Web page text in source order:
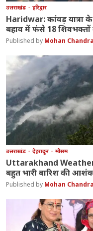
उत्तराखंड हरिद्वार
Haridwar: कांवड़ यात्रा
बहाव में फंसे 18 शिवभक्तों
Mohan
उत्तराखंड देहरादून मौसम
Uttarakhand
बहुत भारी बारिश की
Mohan